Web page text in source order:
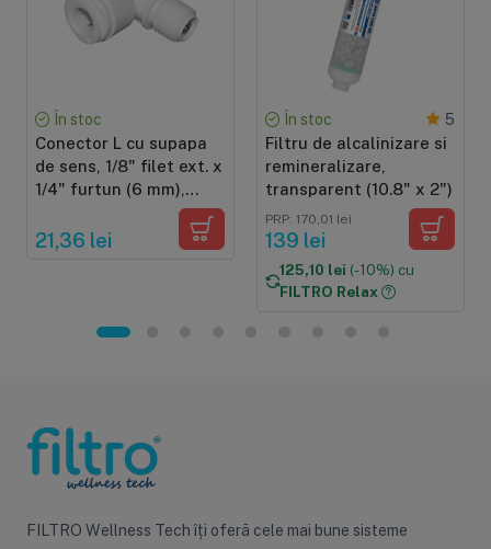
În stoc
Conector L cu supapa
de sens, 1/8" filet ext. x
1/4" furtun (6 mm),
cuplare cu mufa rapida
pentru furtun de 6 mm
21,36 lei
În stoc 5
Filtru de alcalinizare si
remineralizare,
transparent (10.8" x 2")
PRP: 170,01 lei
139 lei
125,10 lei (-10%) cu
FILTRO Relax
FILTRO Wellness Tech îți oferă cele mai bune sisteme